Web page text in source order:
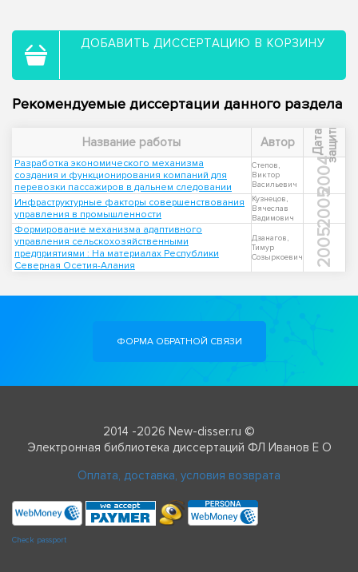
ДОБАВИТЬ ДИССЕРТАЦИЮ В КОРЗИНУ
Рекомендуемые диссертации данного раздела
Название работы Автор Д
а
т
а
з
а
щ
и
т ы
Разработка экономического механизма
создания и функционирования компаний для
перевозки пассажиров в дальнем следовании
Степов,
Виктор
Васильевич
2004
Инфраструктурные факторы совершенствования
управления в промышленности
Кузнецов,
Вячеслав
Вадимович
2005
Формирование механизма адаптивного
управления сельскохозяйственными
предприятиями : На материалах Республики
Северная Осетия-Алания
Дзанагов,
Тимур
Созыркоевич
2005
ФОРМА ОБРАТНОЙ СВЯЗИ
2014 -2026 New-disser.ru ©
Электронная библиотека диссертаций ФЛ Иванов Е О
Оплата, доставка, условия возврата
Check passport